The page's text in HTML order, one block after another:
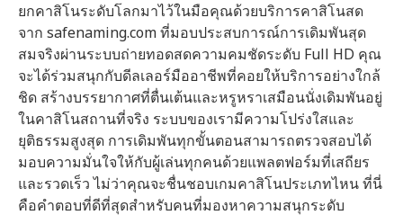
ยกคาสิโนระดับโลกมาไว้ในมือคุณด้วยบริการคาสิโนสด
จาก safenaming.com ที่มอบประสบการณ์การเดิมพันสุด
สมจริงผ่านระบบถ่ายทอดสดความคมชัดระดับ Full HD คุณ
จะได้ร่วมสนุกกับดีลเลอร์มืออาชีพที่คอยให้บริการอย่างใกล้
ชิด สร้างบรรยากาศที่ตื่นเต้นและหรูหราเสมือนนั่งเดิมพันอยู่
ในคาสิโนสถานที่จริง ระบบของเรามีความโปร่งใสและ
ยุติธรรมสูงสุด การเดิมพันทุกขั้นตอนสามารถตรวจสอบได้
มอบความมั่นใจให้กับผู้เล่นทุกคนด้วยแพลตฟอร์มที่เสถียร
และรวดเร็ว ไม่ว่าคุณจะชื่นชอบเกมคาสิโนประเภทไหน ที่นี่
คือคำตอบที่ดีที่สุดสำหรับคนที่มองหาความสนุกระดับ